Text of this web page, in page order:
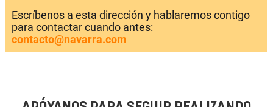
Escríbenos a esta dirección y hablaremos contigo
para contactar cuando antes:
contacto@navarra.com